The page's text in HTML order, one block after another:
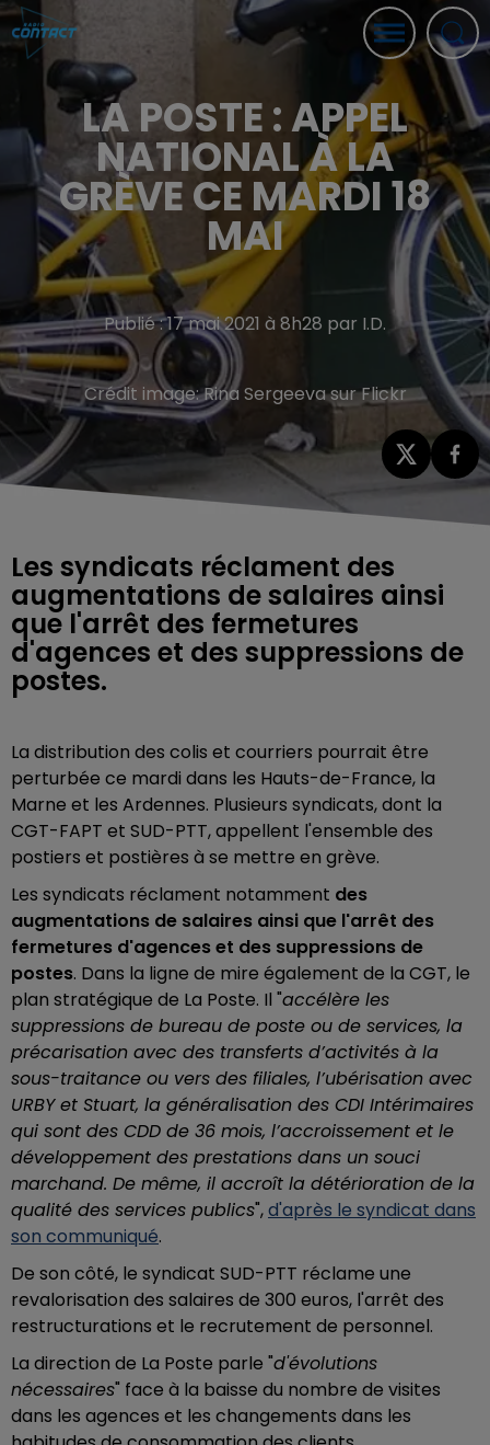
LA POSTE : APPEL
NATIONAL À LA
GRÈVE CE MARDI 18
MAI
Publié : 17 mai 2021 à 8h28 par I.D.
Crédit image:Rina Sergeeva sur Flickr
Les syndicats réclament des
augmentations de salaires ainsi
que l'arrêt des fermetures
d'agences et des suppressions de
postes.
La distribution des colis et courriers pourrait être
perturbée ce mardi dans les Hauts-de-France, la
Marne et les Ardennes. Plusieurs syndicats, dont la
CGT-FAPT et SUD-PTT, appellent l'ensemble des
postiers et postières à se mettre en grève.
Les syndicats réclament notamment des
augmentations de salaires ainsi que l'arrêt des
fermetures d'agences et des suppressions de
postes. Dans la ligne de mire également de la CGT, le
plan stratégique de La Poste. Il "accélère les
suppressions de bureau de poste ou de services, la
précarisation avec des transferts d’activités à la
sous-traitance ou vers des filiales, l’ubérisation avec
URBY et Stuart, la généralisation des CDI Intérimaires
qui sont des CDD de 36 mois, l’accroissement et le
développement des prestations dans un souci
marchand. De même, il accroît la détérioration de la
qualité des services publics",d'après le syndicat dans
son communiqué.
De son côté, le syndicat SUD-PTT réclame une
revalorisation des salaires de 300 euros, l'arrêt des
restructurations et le recrutement de personnel.
La direction de La Poste parle "d'évolutions
nécessaires" face à la baisse du nombre de visites
dans les agences et les changements dans les